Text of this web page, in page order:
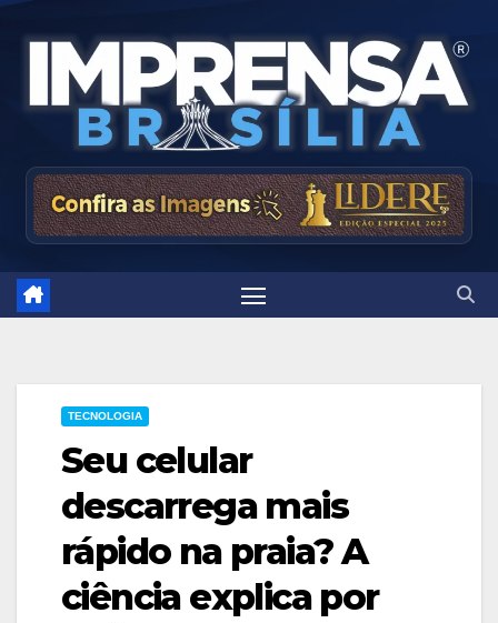
TECNOLOGIA
Seu celular
descarrega mais
rápido na praia? A
ciência explica por